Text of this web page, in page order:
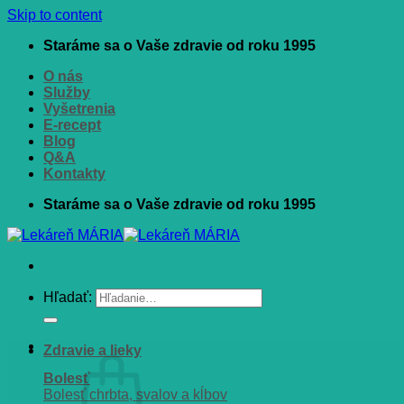
Skip to content
Staráme sa o Vaše zdravie od roku 1995
O nás
Služby
Vyšetrenia
E-recept
Blog
Q&A
Kontakty
Staráme sa o Vaše zdravie od roku 1995
Hľadať:
Zdravie a lieky
Bolesť
Bolesť chrbta, svalov a kĺbov